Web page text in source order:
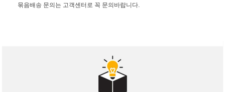
묶음배송 문의는 고객센터로 꼭 문의바랍니다.